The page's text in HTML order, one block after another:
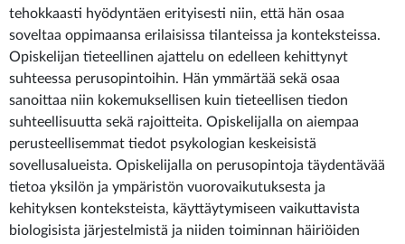
tehokkaasti hyödyntäen erityisesti niin, että hän osaa
soveltaa oppimaansa erilaisissa tilanteissa ja konteksteissa.
Opiskelijan tieteellinen ajattelu on edelleen kehittynyt
suhteessa perusopintoihin. Hän ymmärtää sekä osaa
sanoittaa niin kokemuksellisen kuin tieteellisen tiedon
suhteellisuutta sekä rajoitteita. Opiskelijalla on aiempaa
perusteellisemmat tiedot psykologian keskeisistä
sovellusalueista. Opiskelijalla on perusopintoja täydentävää
tietoa yksilön ja ympäristön vuorovaikutuksesta ja
kehityksen konteksteista, käyttäytymiseen vaikuttavista
biologisista järjestelmistä ja niiden toiminnan häiriöiden